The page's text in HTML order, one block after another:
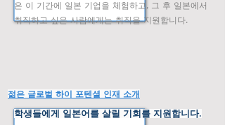
은 이 기간에 일본 기업을 체험하고, 그 후 일본에서
취직하고 싶은 사람에게는 취직을 지원합니다.
​학생들에게 일본어를 살릴 기회를 지원합니다.
젊은 글로벌 하이 포텐셜 인재 소개